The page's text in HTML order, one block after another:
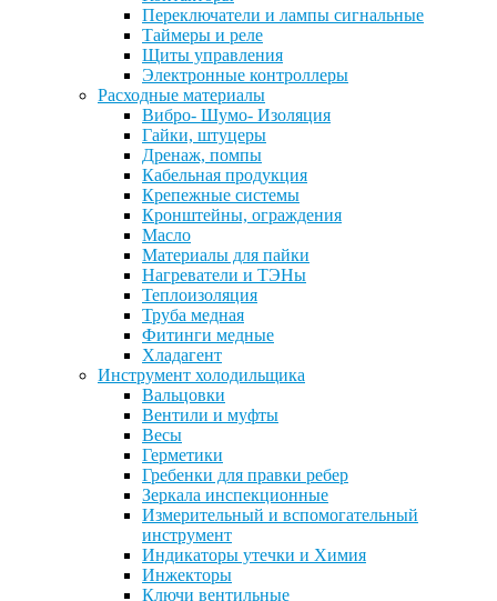
Переключатели и лампы сигнальные
Таймеры и реле
Щиты управления
Электронные контроллеры
Расходные материалы
Вибро- Шумо- Изоляция
Гайки, штуцеры
Дренаж, помпы
Кабельная продукция
Крепежные системы
Кронштейны, ограждения
Масло
Материалы для пайки
Нагреватели и ТЭНы
Теплоизоляция
Труба медная
Фитинги медные
Хладагент
Инструмент холодильщика
Вальцовки
Вентили и муфты
Весы
Герметики
Гребенки для правки ребер
Зеркала инспекционные
Измерительный и вспомогательный
инструмент
Индикаторы утечки и Химия
Инжекторы
Ключи вентильные